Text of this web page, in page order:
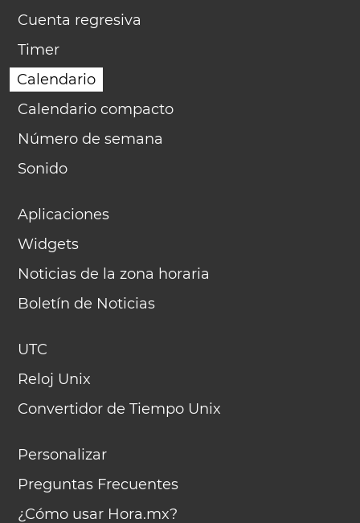
Cuenta regresiva
Timer
Calendario
Calendario compacto
Número de semana
Sonido
Aplicaciones
Widgets
Noticias de la zona horaria
Boletín de Noticias
UTC
Reloj Unix
Convertidor de Tiempo Unix
Personalizar
Preguntas Frecuentes
¿Cómo usar Hora.mx?